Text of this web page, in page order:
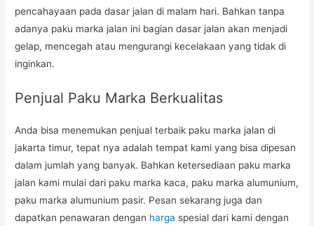
pencahayaan pada dasar jalan di malam hari. Bahkan tanpa
adanya paku marka jalan ini bagian dasar jalan akan menjadi
gelap, mencegah atau mengurangi kecelakaan yang tidak di
inginkan.
Penjual Paku Marka Berkualitas
Anda bisa menemukan penjual terbaik paku marka jalan di
jakarta timur, tepat nya adalah tempat kami yang bisa dipesan
dalam jumlah yang banyak. Bahkan ketersediaan paku marka
jalan kami mulai dari paku marka kaca, paku marka alumunium,
paku marka alumunium pasir. Pesan sekarang juga dan
dapatkan penawaran dengan harga spesial dari kami dengan